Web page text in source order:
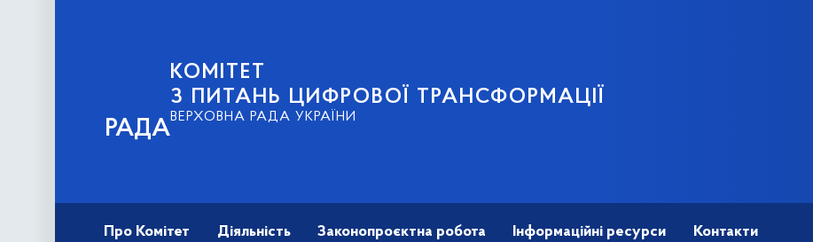
РАДА
КОМІТЕТ
З ПИТАНЬ ЦИФРОВОЇ ТРАНСФОРМАЦІЇ
ВЕРХОВНА РАДА УКРАЇНИ
Про Комітет Діяльність Законопроєктна робота Інформаційні ресурси Контакти